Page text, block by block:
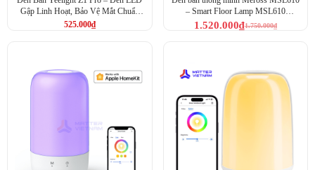
Gập Linh Hoạt, Bảo Vệ Mắt Chuẩn
Quốc Tế (YLTD14YL)
525.000₫
– Smart Floor Lamp MSL610
(MSL610HK-EU)
1.750.000₫
1.520.000₫